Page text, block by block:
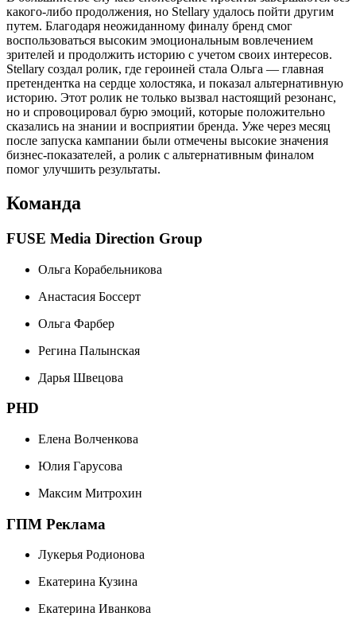
какого-либо продолжения, но Stellary удалось пойти другим
путем. Благодаря неожиданному финалу бренд смог
воспользоваться высоким эмоциональным вовлечением
зрителей и продолжить историю с учетом своих интересов.
Stellary создал ролик, где героиней стала Ольга — главная
претендентка на сердце холостяка, и показал альтернативную
историю. Этот ролик не только вызвал настоящий резонанс,
но и спровоцировал бурю эмоций, которые положительно
сказались на знании и восприятии бренда. Уже через месяц
после запуска кампании были отмечены высокие значения
бизнес-показателей, а ролик с альтернативным финалом
помог улучшить результаты.
Команда
FUSE Media Direction Group
Ольга Корабельникова
Анастасия Боссерт
Ольга Фарбер
Регина Палынская
Дарья Швецова
PHD
Елена Волченкова
Юлия Гарусова
Максим Митрохин
ГПМ Реклама
Лукерья Родионова
Екатерина Кузина
Екатерина Иванкова